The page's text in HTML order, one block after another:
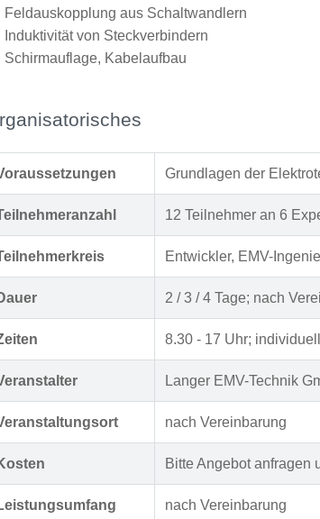
Feldauskopplung aus Schaltwandlern
Induktivität von Steckverbindern
Schirmauflage, Kabelaufbau
Grundlagen der
12 Teilnehmer an 6
Entwickler, EMV-
2 / 3 / 4 Tage; nach
8.30 - 17 Uhr;
Langer EMV-Technik
nach Vereinbarung
Bitte Angebot anfragen
nach Vereinbarung